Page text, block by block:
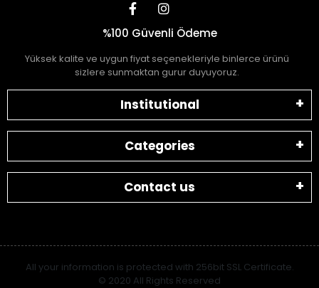
%100 Güvenli Ödeme
Yüksek kalite ve uygun fiyat seçenekleriyle binlerce ürünü
sizlere sunmaktan gurur duyuyoruz.
Institutional
Categories
Contact us
All your information is protected with 256bit SSL Certificate.
© 2020 All Rights Reserved